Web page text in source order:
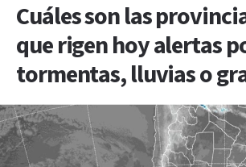
Cuáles son las
que rigen hoy alertas
tormentas, lluvias o